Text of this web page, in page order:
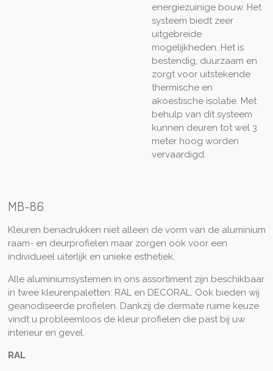
energiezuinige bouw. Het
systeem biedt zeer
uitgebreide
mogelijkheden. Het is
bestendig, duurzaam en
zorgt voor uitstekende
thermische en
akoestische isolatie. Met
behulp van dit systeem
kunnen deuren tot wel 3
meter hoog worden
vervaardigd.
MB-86
Kleuren benadrukken niet alleen de vorm van de aluminium
raam- en deurprofielen maar zorgen ook voor een
individueel uiterlijk en unieke esthetiek.
Alle aluminiumsystemen in ons assortiment zijn beschikbaar
in twee kleurenpaletten: RAL en DECORAL. Ook bieden wij
geanodiseerde profielen. Dankzij de dermate ruime keuze
vindt u probleemloos de kleur profielen die past bij uw
interieur en gevel.
RAL